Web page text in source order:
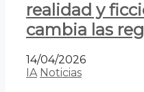
realidad y
cambia las
14/04/2026
IA Noticias